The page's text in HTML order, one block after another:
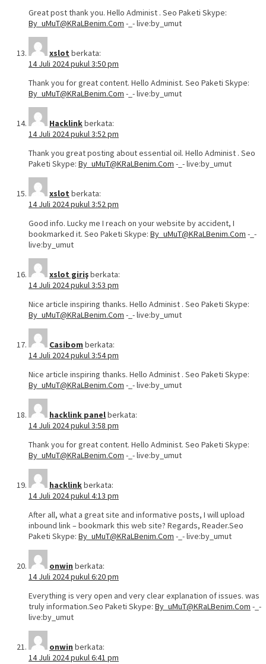
Great post thank you. Hello Administ . Seo Paketi Skype:
By_uMuT@KRaLBenim.Com -_- live:by_umut
xslot berkata:
14 Juli 2024 pukul 3:50 pm
Thank you for great content. Hello Administ. Seo Paketi Skype:
By_uMuT@KRaLBenim.Com -_- live:by_umut
Hacklinkberkata:
14 Juli 2024 pukul 3:52 pm
Thank you great posting about essential oil. Hello Administ . Seo
Paketi Skype: By_uMuT@KRaLBenim.Com -_- live:by_umut
xslot berkata:
14 Juli 2024 pukul 3:52 pm
Good info. Lucky me I reach on your website by accident, I
bookmarked it. Seo Paketi Skype: By_uMuT@KRaLBenim.Com -_-
live:by_umut
xslot girişberkata:
14 Juli 2024 pukul 3:53 pm
Nice article inspiring thanks. Hello Administ . Seo Paketi Skype:
By_uMuT@KRaLBenim.Com -_- live:by_umut
Casibom berkata:
14 Juli 2024 pukul 3:54 pm
Nice article inspiring thanks. Hello Administ . Seo Paketi Skype:
By_uMuT@KRaLBenim.Com -_- live:by_umut
hacklink panelberkata:
14 Juli 2024 pukul 3:58 pm
Thank you for great content. Hello Administ. Seo Paketi Skype:
By_uMuT@KRaLBenim.Com -_- live:by_umut
hacklinkberkata:
14 Juli 2024 pukul 4:13 pm
After all, what a great site and informative posts, I will upload
inbound link – bookmark this web site? Regards, Reader.Seo
Paketi Skype: By_uMuT@KRaLBenim.Com -_- live:by_umut
onwin berkata:
14 Juli 2024 pukul 6:20 pm
Everything is very open and very clear explanation of issues. was
truly information.Seo Paketi Skype: By_uMuT@KRaLBenim.Com -_-
live:by_umut
onwin berkata:
14 Juli 2024 pukul 6:41 pm